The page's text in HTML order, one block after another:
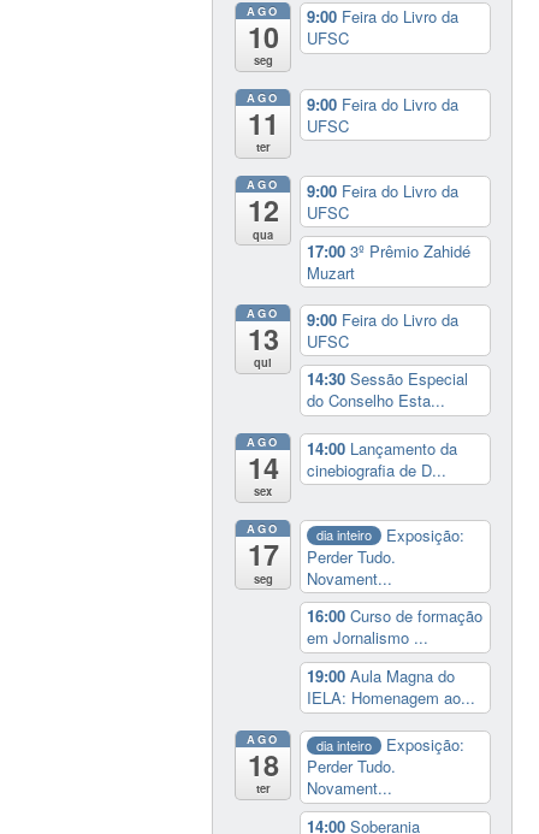
AGO
10
seg
9:00 Feira do Livro da
UFSC
AGO
11
ter
9:00 Feira do Livro da
UFSC
AGO
12
qua
9:00 Feira do Livro da
UFSC
17:003º Prêmio Zahidé
Muzart
AGO
13
qui
9:00 Feira do Livro da
UFSC
14:30Sessão Especial
do Conselho Esta...
AGO
14
sex
14:00 Lançamento da
cinebiografia de D...
AGO
17
seg
dia inteiro
Exposição:
Perder Tudo.
Novament...
16:00Curso de formação
em Jornalismo ...
19:00Aula Magna do
IELA: Homenagem ao...
AGO
18
ter
dia inteiro
Exposição:
Perder Tudo.
Novament...
14:00Soberania